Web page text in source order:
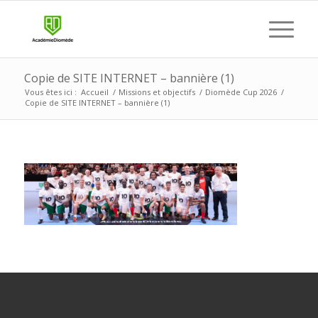
Copie de SITE INTERNET – bannière (1)
Vous êtes ici : Accueil / Missions et objectifs / Diomède Cup 2026 /
Copie de SITE INTERNET – bannière (1)